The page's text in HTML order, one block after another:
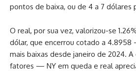
pontos de baixa, ou de 4 a 7 dólares
O real, por sua vez, valorizou-se
dólar, que encerrou cotado a
mais baixas desde janeiro de 2024.
fatores — NY em queda e real